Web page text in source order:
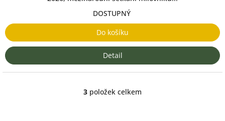
DOSTUPNÝ
Do košíku
Detail
O
3 položek celkem